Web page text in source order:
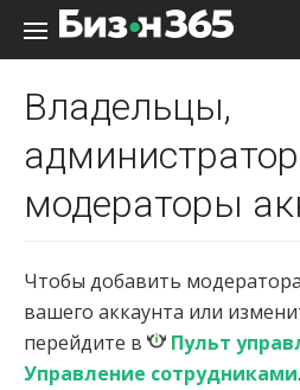
Перейти к содержанию
Владельцы,
модераторы
Чтобы добавить
вашего аккаунта или
перейдите в
Пульт
Управление сотрудниками